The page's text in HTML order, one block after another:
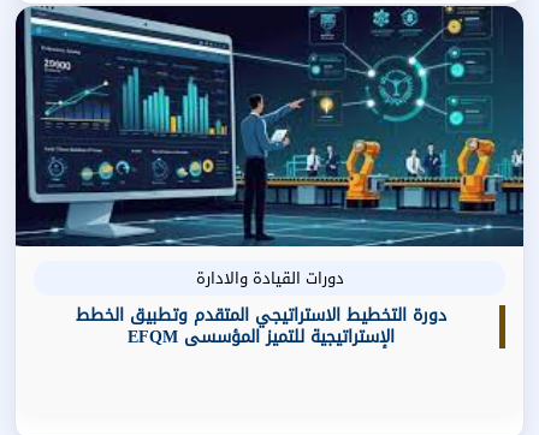
دورات القيادة والادارة
دورة التخطيط الاستراتيجي المتقدم وتطبيق الخطط
الإستراتيجية للتميز المؤسسى EFQM